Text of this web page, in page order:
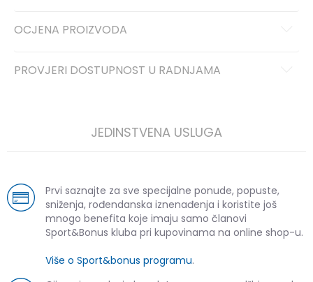
OCJENA PROIZVODA
PROVJERI DOSTUPNOST U RADNJAMA
JEDINSTVENA USLUGA
Prvi saznajte za sve specijalne ponude, popuste,
sniženja, rođendanska iznenađenja i koristite još
mnogo benefita koje imaju samo članovi
Sport&Bonus kluba pri kupovinama na online shop-u.
Više o Sport&bonus programu.